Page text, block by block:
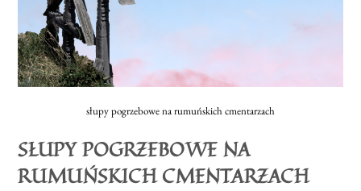
słupy pogrzebowe na rumuńskich cmentarzach
SŁUPY POGRZEBOWE NA
RUMUŃSKICH CMENTARZACH